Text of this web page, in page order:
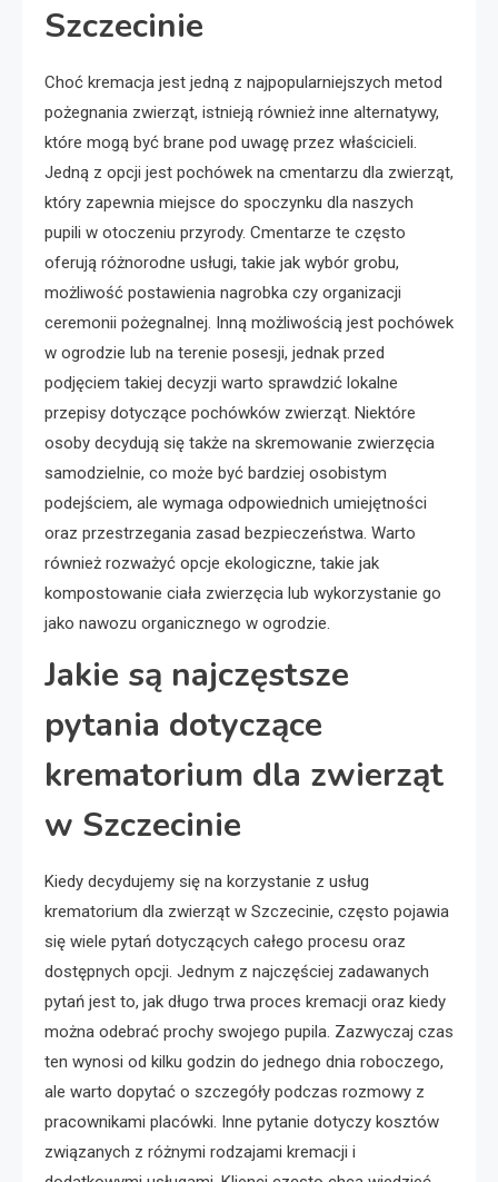
Szczecinie
Choć kremacja jest jedną z najpopularniejszych metod
pożegnania zwierząt, istnieją również inne alternatywy,
które mogą być brane pod uwagę przez właścicieli.
Jedną z opcji jest pochówek na cmentarzu dla zwierząt,
który zapewnia miejsce do spoczynku dla naszych
pupili w otoczeniu przyrody. Cmentarze te często
oferują różnorodne usługi, takie jak wybór grobu,
możliwość postawienia nagrobka czy organizacji
ceremonii pożegnalnej. Inną możliwością jest pochówek
w ogrodzie lub na terenie posesji, jednak przed
podjęciem takiej decyzji warto sprawdzić lokalne
przepisy dotyczące pochówków zwierząt. Niektóre
osoby decydują się także na skremowanie zwierzęcia
samodzielnie, co może być bardziej osobistym
podejściem, ale wymaga odpowiednich umiejętności
oraz przestrzegania zasad bezpieczeństwa. Warto
również rozważyć opcje ekologiczne, takie jak
kompostowanie ciała zwierzęcia lub wykorzystanie go
jako nawozu organicznego w ogrodzie.
Jakie są najczęstsze
pytania dotyczące
krematorium dla zwierząt
w Szczecinie
Kiedy decydujemy się na korzystanie z usług
krematorium dla zwierząt w Szczecinie, często pojawia
się wiele pytań dotyczących całego procesu oraz
dostępnych opcji. Jednym z najczęściej zadawanych
pytań jest to, jak długo trwa proces kremacji oraz kiedy
można odebrać prochy swojego pupila. Zazwyczaj czas
ten wynosi od kilku godzin do jednego dnia roboczego,
ale warto dopytać o szczegóły podczas rozmowy z
pracownikami placówki. Inne pytanie dotyczy kosztów
związanych z różnymi rodzajami kremacji i